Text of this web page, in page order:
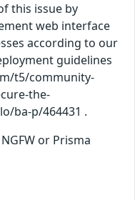
this issue by
web interface
according to our
guidelines
t5/community-
the-
ba-p/464431 .
or Prisma